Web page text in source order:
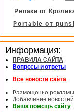
Репаки от
Portable от
Информация:
ПРАВИЛА САЙТА
Вопросы и ответы
Все новости сайта
Размещение рекламы
Добавление новостей
Ваша помощь сайту